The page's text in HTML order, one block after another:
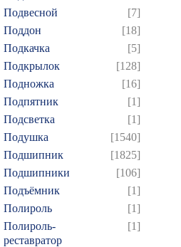
Подвесной
[7]
Поддон
[18]
Подкачка
[5]
Подкрылок
[128]
Подножка
[16]
Подпятник
[1]
Подсветка
[1]
Подушка
[1540]
Подшипник
[1825]
Подшипники
[106]
Подъёмник
[1]
Полироль
[1]
Полироль-
реставратор
[1]